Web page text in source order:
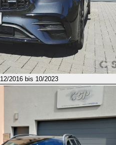
12/2016 bis 10/2023